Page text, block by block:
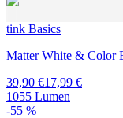
tink Basics
Matter White & Color
39,90 €17,99 €
1055 Lumen
-55 %